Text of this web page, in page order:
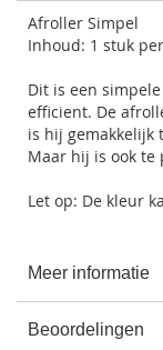
Afroller Simpel
Inhoud: 1 stuk
Dit is een
efficient. De
is hij gemakkelijk
Maar hij is ook te
Let op: De kleur
Meer informatie
Beoordelingen